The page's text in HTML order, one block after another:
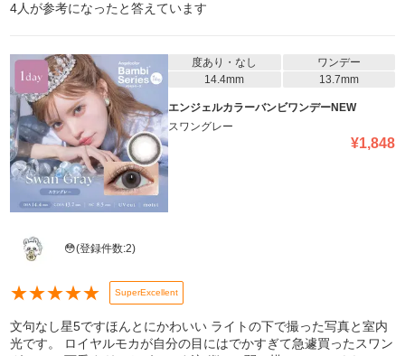
4人が参考になったと答えています
度あり・なし
ワンデー
14.4mm
13.7mm
エンジェルカラーバンビワンデーNEW
スワングレー
¥1,848
😳(登録件数:2)
★★★★★ SuperExcellent
文句なし星5ですほんとにかわいい ライトの下で撮った写真と室内
光です。 ロイヤルモカが自分の目にはでかすぎて急遽買ったスワン